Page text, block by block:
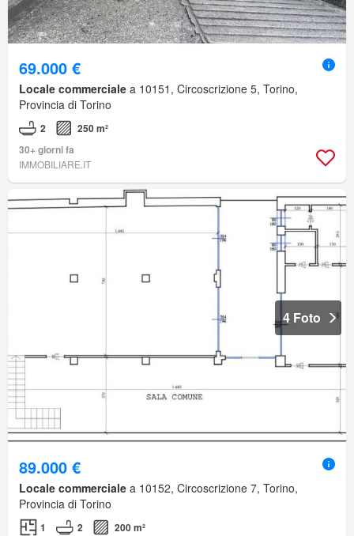
69.000 €
Locale commerciale a 10151, Circoscrizione 5, Torino,
Provincia di Torino
2
250 m²
30+ giorni fa
IMMOBILIARE.IT
4 Foto
89.000 €
Locale commerciale a 10152, Circoscrizione 7, Torino,
Provincia di Torino
1 2
200 m²